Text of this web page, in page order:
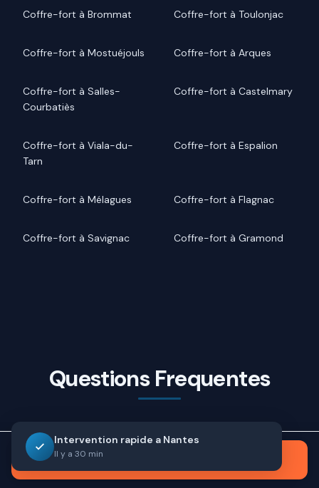
Coffre-fort à Brommat Coffre-fort à Toulonjac
Coffre-fort à Mostuéjouls Coffre-fort à Arques
Coffre-fort à Salles-
Courbatiès
Coffre-fort à Castelmary
Coffre-fort à Viala-du-
Tarn
Coffre-fort à Espalion
Coffre-fort à Mélagues Coffre-fort à Flagnac
Coffre-fort à Savignac Coffre-fort à Gramond
Questions Frequentes
Quelle classe de coffre-fort choisir à
Ambeyrac pour mes biens ?
Intervention rapide a Nantes
Il y a 30 min